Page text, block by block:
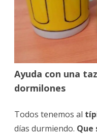
Ayuda con una
dormilones
Todos tenemos al
días durmiendo. Que